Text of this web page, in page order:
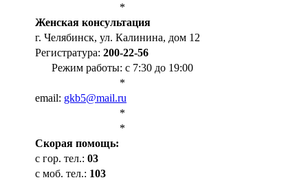
*
Женская консультация
г. Челябинск, ул. Калинина, дом 12
Регистратура: 200-22-56
Режим работы: с 7:30 до 19:00
*
email: gkb5@mail.ru
*
*
Cкорая помощь:
с гор. тел.: 03
с моб. тел.: 103